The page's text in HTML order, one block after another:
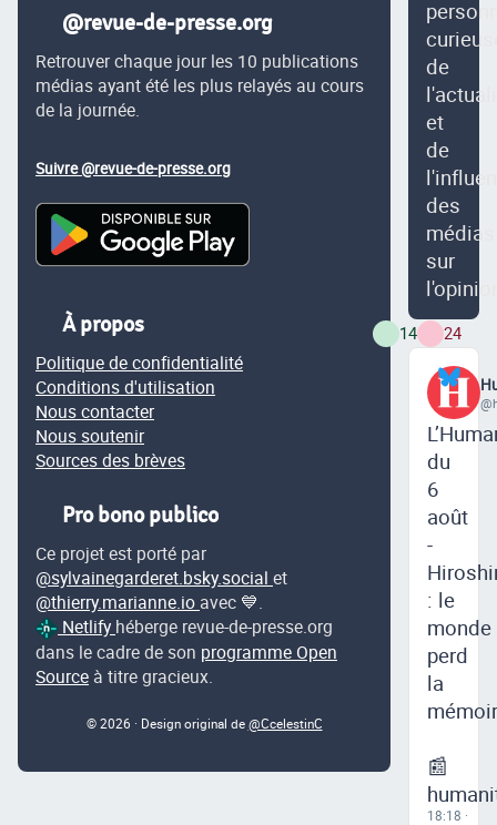
@revue-de-presse.org
Retrouver chaque jour les 10 publications
médias ayant été les plus relayés au cours
de la journée.
Suivre @revue-de-presse.org
À propos
Politique de confidentialité
Conditions d'utilisation
Nous contacter
Nous soutenir
Sources des brèves
Pro bono publico
Ce projet est porté par
@sylvainegarderet.bsky.social et
@thierry.marianne.io avec 💙.
Netlify héberge revue-de-presse.org
dans le cadre de son programme Open
Source à titre gracieux.
© 2026 · Design original de @CcelestinC
de
et
de
des
médias
sur
14 24
du
6
août
-
: le
monde
perd
la
📰
18:18 ·